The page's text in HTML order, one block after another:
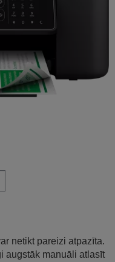
netikt pareizi atpazīta.
augstāk manuāli atlasīt